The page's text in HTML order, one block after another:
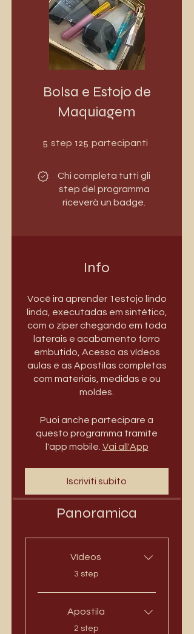
Bolsa e Estojo de
Maquiagem
5 step 5 step
125 partecipanti
Chi completa tutti gli
step del programma
riceverà un badge.
Info
Você irá aprender 1estojo lindo
linda, executadas em sintético,
com o zíper chegando em toda
laterais e acabamento forro
embutido, Acesso as vídeos
aulas e as Apostilas completas
com materiais, medidas e ou
moldes.
Puoi anche partecipare a
questo programma tramite
l'app mobile. Vai all'App
Iscriviti subito
Panoramica
Vídeos
.
3 step
Apostila
.
2 step